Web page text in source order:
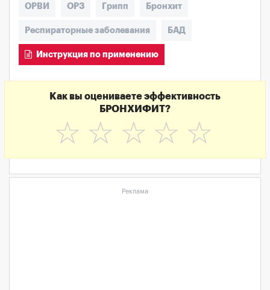
ОРВИ ОРЗ Грипп Бронхит
Респираторные заболевания БАД
Инструкция по применению
Как вы оцениваете эффективность
БРОНХИФИТ?
☆
☆
☆
☆
☆
Реклама